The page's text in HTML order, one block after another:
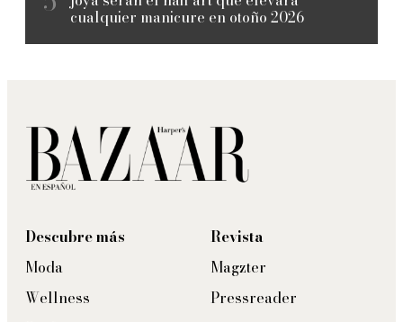
cualquier manicure en otoño 2026
Descubre más
Moda
Wellness
Revista
Magzter
Pressreader